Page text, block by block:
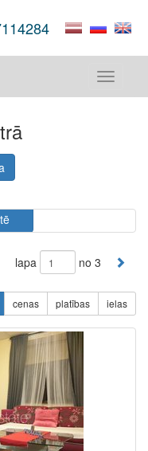
Toggle
lapa no 3
cenas platības ielas